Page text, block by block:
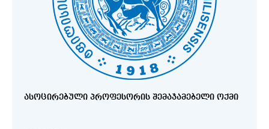
ᲐᲡᲝᲪᲘᲠᲔᲑᲣᲚᲘ ᲞᲠᲝᲤᲔᲡᲝᲠᲘᲡ ᲨᲔᲛᲐᲯᲐᲛᲔᲑᲔᲚᲘ ᲝᲥᲛᲘ